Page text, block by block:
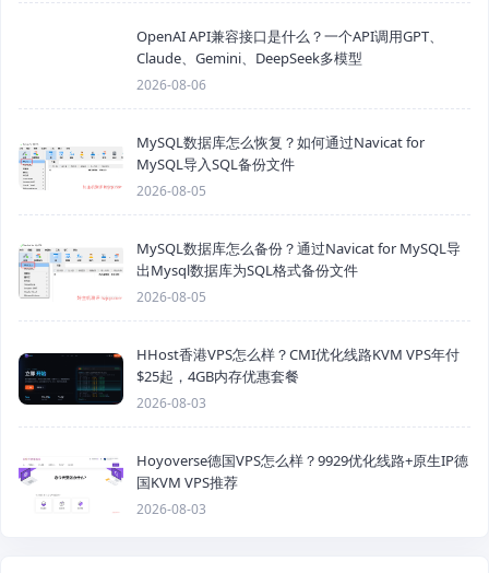
OpenAI API兼容接口是什么？一个API调用GPT、
Claude、Gemini、DeepSeek多模型
2026-08-06
MySQL数据库怎么恢复？如何通过Navicat for
MySQL导入SQL备份文件
2026-08-05
MySQL数据库怎么备份？通过Navicat for MySQL导
出Mysql数据库为SQL格式备份文件
2026-08-05
HHost香港VPS怎么样？CMI优化线路KVM VPS年付
$25起，4GB内存优惠套餐
2026-08-03
Hoyoverse德国VPS怎么样？9929优化线路+原生IP德
国KVM VPS推荐
2026-08-03